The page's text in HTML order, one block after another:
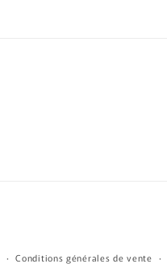
Conditions générales de vente